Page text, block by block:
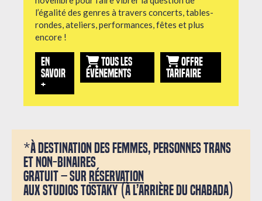
l’égalité des genres à travers concerts, tables-
rondes, ateliers, performances, fêtes et plus
encore !
EN
SAVOIR
+
TOUS LES
ÉVÉNEMENTS
OFFRE
TARIFAIRE
*À destination des femmes, personnes trans
et non-binaires
Gratuit – surréservation
Aux Studios Tostaky (à l’arrière du Chabada)